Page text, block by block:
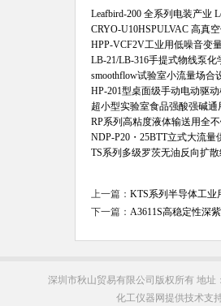
Leafbird-200 全系列电装产业
CRYO-U10HSPULVAC 高真
HPP-VCF2V工业用低噪音变
LB-21/LB-316手提式物线泵
smoothflow试验室小流量场合
HP-201型桌面级手动电动驱
超小型实验室食品强酸强碱通
RP系列高粘度液体输送用全
NDP-P20・25BTT立式大流
TS系列多级罗茨无油反向扩
上一篇： KTS系列半导体工业
下一篇： A3611S高稳定性深
深圳市秋山贸易有限公司版权所有 地址
化工仪器网提供技术支